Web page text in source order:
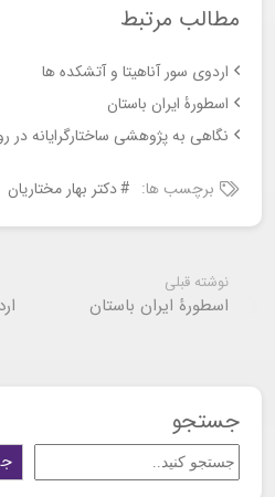
مطالب مرتبط
اردوی سور آناهیتا و آتشکده ها
اسطورۀ ایران باستان
نگاهی به پژوهشی ساختارگرایانه در
برچسب ها: دکتر بهار مختاریان
نوشته قبلی
اسطورۀ ایران باستان
جستجو